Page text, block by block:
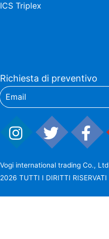
ICS Triplex
Richiesta di preventivo
Vogi international trading Co., Ltd
2026 TUTTI I DIRITTI RISERVATI